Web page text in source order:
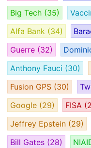
Big Tech (35)
Alfa Bank (34)
Guerre (32)
Anthony Fauci (30)
Fusion GPS (30)
Google (29) FISA
Jeffrey Epstein (29)
Bill Gates (28)